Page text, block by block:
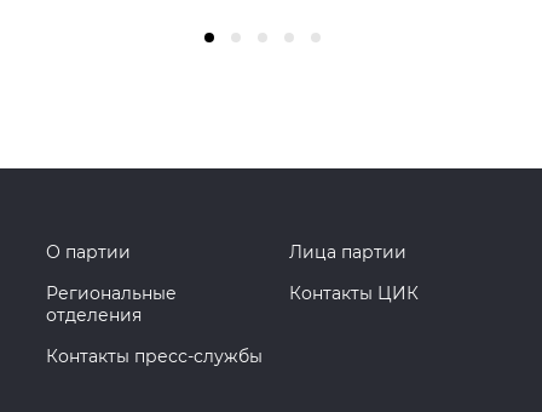
О партии
Лица партии
Региональные
отделения
Контакты ЦИК
Контакты пресс-службы